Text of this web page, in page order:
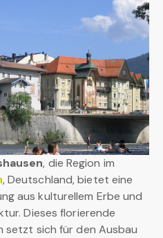
, die Region im
, Deutschland, bietet eine
aus kulturellem Erbe und
Dieses florierende
setzt sich für den Ausbau